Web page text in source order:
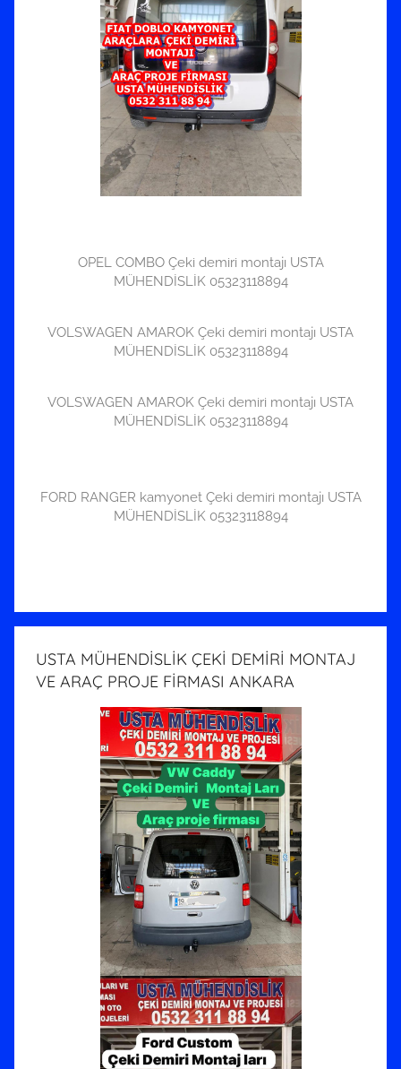
OPEL COMBO Çeki demiri montajı USTA
MÜHENDİSLİK 05323118894
VOLSWAGEN AMAROK Çeki demiri montajı USTA
MÜHENDİSLİK 05323118894
VOLSWAGEN AMAROK Çeki demiri montajı USTA
MÜHENDİSLİK 05323118894
FORD RANGER kamyonet Çeki demiri montajı USTA
MÜHENDİSLİK 05323118894
USTA MÜHENDİSLİK ÇEKİ DEMİRİ MONTAJ
VE ARAÇ PROJE FİRMASI ANKARA